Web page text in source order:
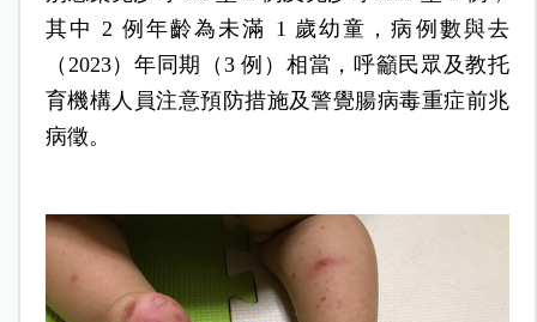
其中 2 例年齡為未滿 1 歲幼童，病例數與去
（2023）年同期（3 例）相當，呼籲民眾及教托
育機構人員注意預防措施及警覺腸病毒重症前兆
病徵。